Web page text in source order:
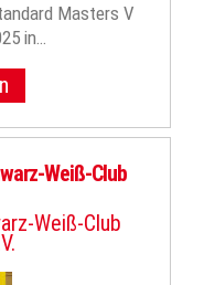
Masters V
in…
Weiß-Club
Weiß-Club